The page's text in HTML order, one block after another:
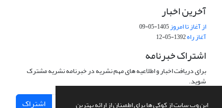
این وب سایت از کوکی ها برای اطمینان از ارائه بهترین
آخرین اخبار
از آغاز تا امروز1405-05-09
آغاز راه1392-05-12
اشتراک خبرنامه
برای دریافت اخبار و اطلاعیه های مهم نشریه در خبرنامه نشریه مشترک
شوید.
اشتراک